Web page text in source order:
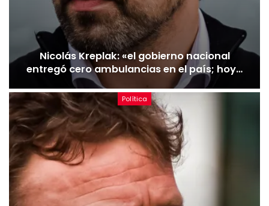
Nicolás Kreplak: «el gobierno nacional
entregó cero ambulancias en el país; hoy…
Política